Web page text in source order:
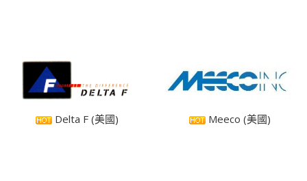
Delta F (美國) Meeco (美國)